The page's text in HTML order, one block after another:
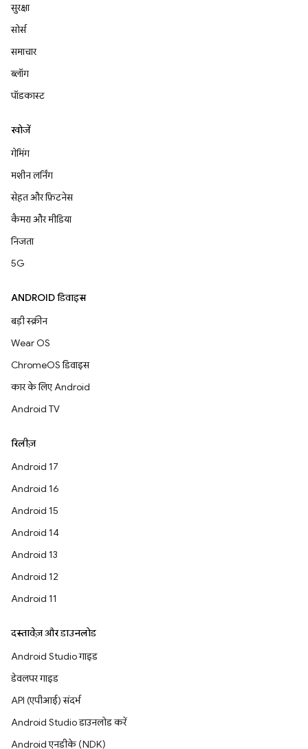
सुरक्षा
सोर्स
समाचार
ब्लॉग
पॉडकास्ट
खोजें
गेमिंग
मशीन लर्निंग
सेहत और फ़िटनेस
कैमरा और मीडिया
निजता
5G
ANDROID डिवाइस
बड़ी स्क्रीन
Wear OS
ChromeOS डिवाइस
कार के लिए Android
Android TV
रिलीज़
Android 17
Android 16
Android 15
Android 14
Android 13
Android 12
Android 11
दस्तावेज़ और डाउनलोड
Android Studio गाइड
डेवलपर गाइड
API (एपीआई) संदर्भ
Android Studio डाउनलोड करें
Android एनडीके (NDK)